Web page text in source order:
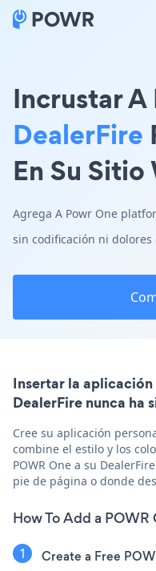
Incrustar A
DealerFire
En Su Sitio
Agrega A Powr One
sin codificación ni dolores
Insertar la aplicación
DealerFire nunca ha
Cree su aplicación
combine el estilo y los
POWR One a su
pie de página o donde
How To Add a
Create a Free